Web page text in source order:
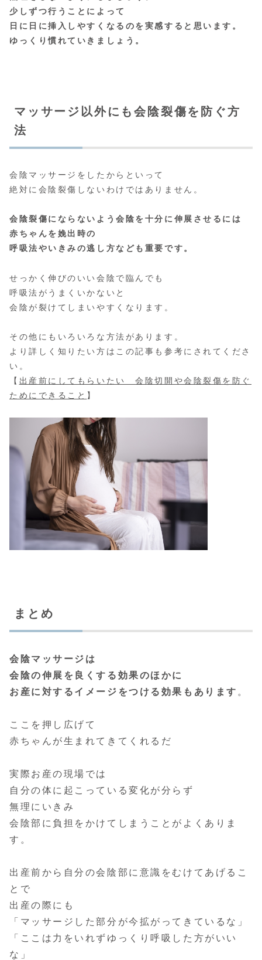
少しずつ行うことによって
日に日に挿入しやすくなるのを実感すると思います。
ゆっくり慣れていきましょう。
マッサージ以外にも会陰裂傷を防ぐ方
法
会陰マッサージをしたからといって
絶対に会陰裂傷しないわけではありません。
会陰裂傷にならないよう会陰を十分に伸展させるには
赤ちゃんを娩出時の
呼吸法やいきみの逃し方なども重要です。
せっかく伸びのいい会陰で臨んでも
呼吸法がうまくいかないと
会陰が裂けてしまいやすくなります。
その他にもいろいろな方法があります。
より詳しく知りたい方はこの記事も参考にされてくださ
い。
【 出産前にしてもらいたい 会陰切開や会陰裂傷を防ぐ
ためにできること 】
まとめ
会陰マッサージは
会陰の伸展を良くする効果のほかに
お産に対するイメージをつける効果もあります 。
ここを押し広げて
赤ちゃんが生まれてきてくれるだ
実際お産の現場では
自分の体に起こっている変化が分らず
無理にいきみ
会陰部に負担をかけてしまうことがよくありま
す。
出産前から自分の会陰部に意識をむけてあげるこ
とで
出産の際にも
「マッサージした部分が今拡がってきているな」
「ここは力をいれずゆっくり呼吸した方がいい
な」